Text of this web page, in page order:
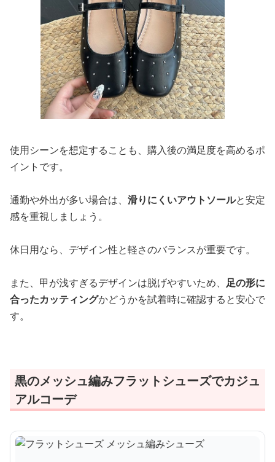
使用シーンを想定することも、購入後の満足度を高めるポ
イントです。
通勤や外出が多い場合は、 滑りにくいアウトソールと安定
感を重視しましょう。
休日用なら、デザイン性と軽さのバランスが重要です。
また、甲が浅すぎるデザインは脱げやすいため、 足の形に
合ったカッティングかどうかを試着時に確認すると安心で
す。
黒のメッシュ編みフラットシューズでカジュ
アルコーデ